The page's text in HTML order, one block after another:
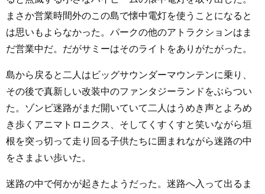
まさか営業時間外のこの島で懐中電灯を使うことになると
は思いもよらなかった。パークの他のアトラクションはま
だ営業中だ。だがサミーはそのライトをありがたがった。
島から戻ると二人はビッグサウンダーマウンテンに乗り、
その後で真新しい改装中のファンタジーランドをぶらつい
た。ゾンビ迷路がまだ開いていて二人はうめき声とよろめ
き歩くアニマトロニクス、そしてくすくすと笑いながら垣
根を突っ切って走り回る子供たちに囲まれながら迷路の中
をさまよい歩いた。
迷路の中で何かが起きたようだった。迷路へ入って出るま